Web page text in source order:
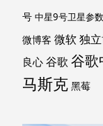
号 中星9号卫星参数
微博客 微软独
良心 谷歌 谷歌
马斯克 黑莓